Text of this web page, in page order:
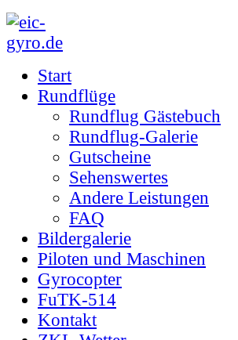
Start
Rundflüge
Rundflug Gästebuch
Rundflug-Galerie
Gutscheine
Sehenswertes
Andere Leistungen
FAQ
Bildergalerie
Piloten und Maschinen
Gyrocopter
FuTK-514
Kontakt